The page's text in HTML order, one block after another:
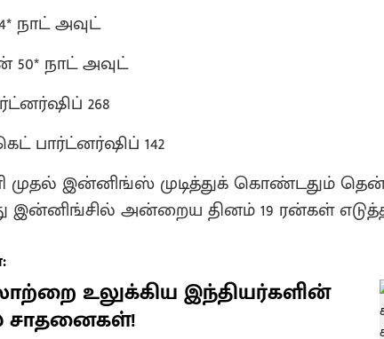
நாட் அவுட்
நாட் அவுட்
268
பார்ட்னர்ஷிப் 142
முதல் இன்னிங்ஸ் முடித்துக் கொண்டதும் தென்
அன்றைய தினம் 19 ரன்கள்
உலுக்கிய இந்தியர்களின்